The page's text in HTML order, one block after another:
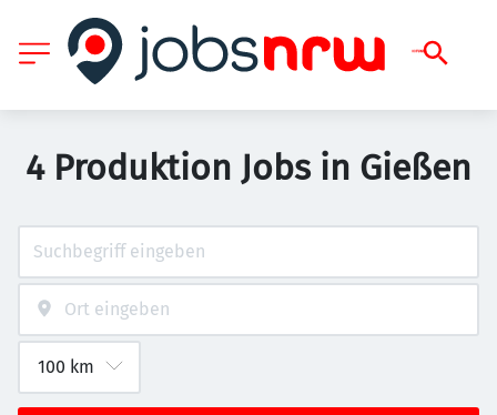
4 Produktion Jobs in Gießen